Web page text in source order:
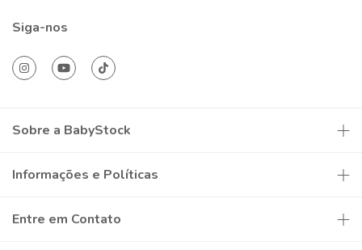
Siga-nos
Sobre a BabyStock
Informações e Políticas
Entre em Contato